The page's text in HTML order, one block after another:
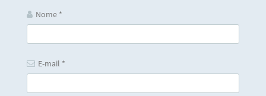
Nome *
E-mail *